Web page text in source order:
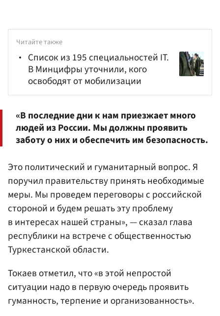
Читайте также
Список из 195 специальностей IT.
В Минцифры уточнили, кого
освободят от мобилизации
«В последние дни к нам приезжает много
людей из России. Мы должны проявить
заботу о них и обеспечить им безопасность.
Это политический и гуманитарный вопрос. Я
поручил правительству принять необходимые
меры. Мы проведем переговоры с российской
стороной и будем решать эту проблему
в интересах нашей страны», — сказал глава
республики на встрече с общественностью
Туркестанской области.
Токаев отметил, что «в этой непростой
ситуации надо в первую очередь проявить
гуманность, терпение и организованность».